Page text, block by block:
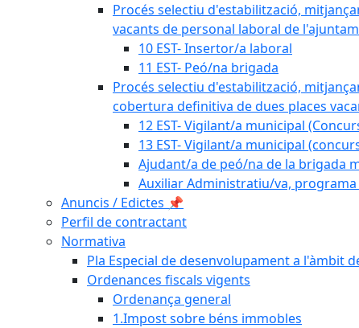
Procés selectiu d'estabilització,
vacants de personal laboral de
10 EST- Insertor/a laboral
11 EST- Peó/na brigada
Procés selectiu d'estabilització,
cobertura definitiva de dues places
12 EST- Vigilant/a municipal
13 EST- Vigilant/a municipal
Ajudant/a de peó/na de la brigada
Auxiliar Administratiu/va,
Anuncis / Edictes 📌
Perfil de contractant
Normativa
Pla Especial de desenvolupament a l'àmbit
Ordenances fiscals vigents
Ordenança general
1.Impost sobre béns immobles